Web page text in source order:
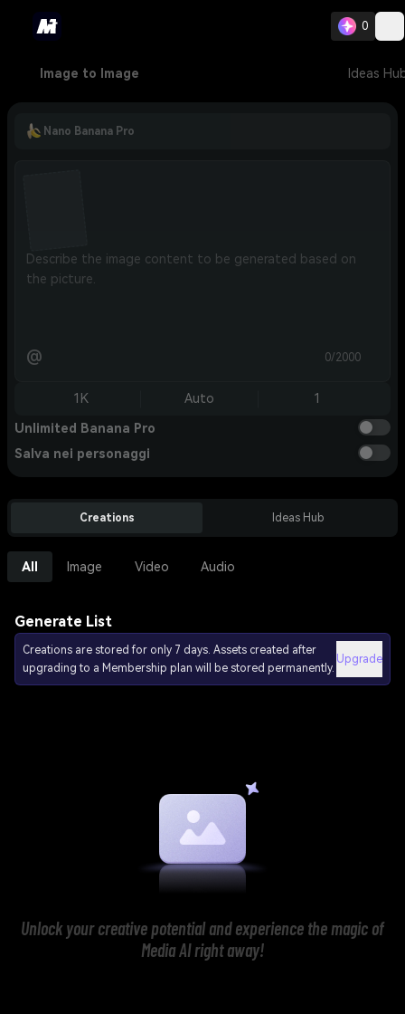
0
Image to Image Ideas
Nano Banana Pro
@ 0/2000
1K Auto 1
Unlimited Banana Pro
Salva nei personaggi
Creations Ideas Hub
All Image Video Audio
Generate List
Creations are stored for only 7 days. Assets created after
upgrading to a Membership plan will be stored permanently.
Upgrade
Unlock your creative potential and experience the magic of
Media AI right away!